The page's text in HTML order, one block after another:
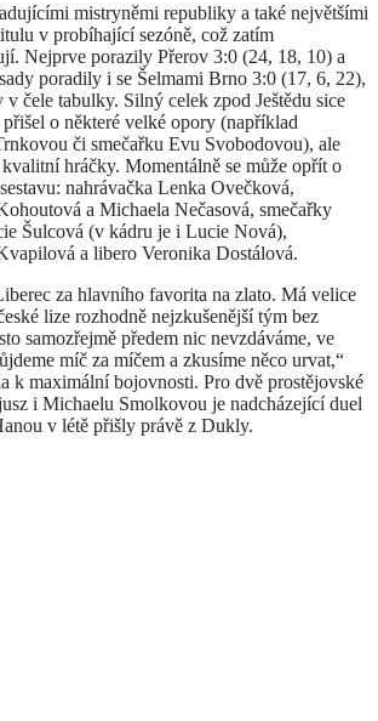
mistryněmi republiky a také největšími
v probíhající sezóně, což zatím
Nejprve porazily Přerov 3:0 (24, 18, 10) a
poradily i se Šelmami Brno 3:0 (17, 6, 22),
v čele tabulky. Silný celek zpod Ještědu sice
o některé velké opory (například
či smečařku Evu Svobodovou), ale
hráčky. Momentálně se může opřít o
nahrávačka Lenka Ovečková,
a Michaela Nečasová, smečařky
Šulcová (v kádru je i Lucie Nová),
a libero Veronika Dostálová.
za hlavního favorita na zlato. Má velice
lize rozhodně nejzkušenější tým bez
samozřejmě předem nic nevzdáváme, ve
míč za míčem a zkusíme něco urvat,“
k maximální bojovnosti. Pro dvě prostějovské
i Michaelu Smolkovou je nadcházející duel
v létě přišly právě z Dukly.